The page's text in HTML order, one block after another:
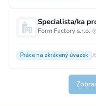
Specialista/ka
Form Factory s.r.o.|
Práce na zkrácený úvazek